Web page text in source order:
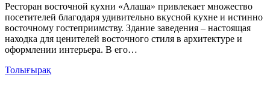
Ресторан восточной кухни «Алаша» привлекает множество
посетителей благодаря удивительно вкусной кухне и истинно
восточному гостеприимству. Здание заведения – настоящая
находка для ценителей восточного стиля в архитектуре и
оформлении интерьера. В его…
Толығырақ